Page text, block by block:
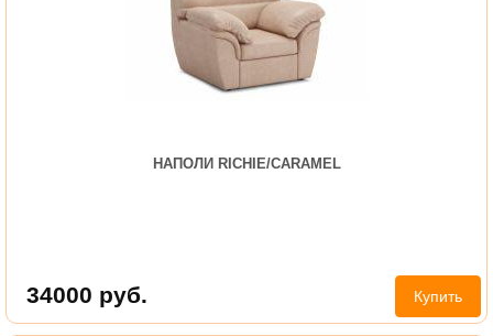
НАПОЛИ RICHIE/CARAMEL
34000 руб. Купить